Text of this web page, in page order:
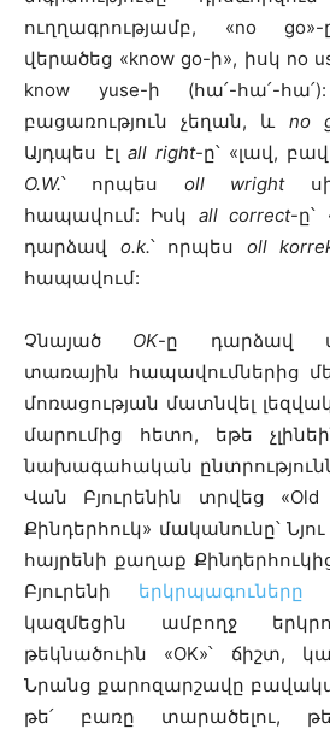
ուղղագրությամբ, «no go»-
վերածեց «know go-ի», իսկ no
know yuse-ի (հա՛-հա՛-
բացառություն չեղան, և no
Այդպես էլ all right-ը՝ «լավ,
O.W.՝ որպես oll wright
հապավում: Իսկ all correct-ը՝
դարձավ o.k.՝ որպես oll
հապավում:
Չնայած OK-ը դարձավ
տառային հապավումներից
մոռացության մատնվել
մարումից հետո, եթե
նախագահական
Վան Բյուրենին տրվեց «Old
Քինդերհուկ» մականունը՝
հայրենի քաղաք
Բյուրենի երկրպագուները
կազմեցին ամբողջ
թեկնածուին «OK»՝ ճիշտ,
Նրանց քարոզարշավը
թե՛ բառը տարածելու,